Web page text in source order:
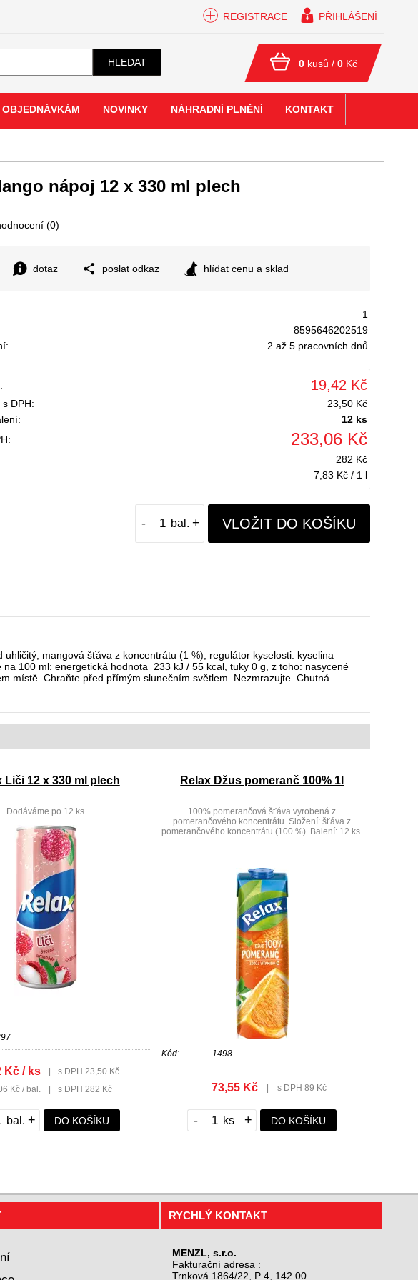
nápoj 12 x 330 ml plech
(0)
dotaz poslat odkaz hlídat cenu a sklad
1
8595646202519
2 až 5 pracovních dnů
19,42 Kč
DPH:
23,50 Kč
12 ks
233,06 Kč
282 Kč
7,83 Kč / 1 l
- + VLOŽIT DO KOŠÍKU
mangová šťáva z koncentrátu (1 %), regulátor kyselosti: kyselina
100 ml: energetická hodnota 233 kJ / 55 kcal, tuky 0 g, z toho: nasycené
místě. Chraňte před přímým slunečním světlem. Nezmrazujte. Chutná
Liči 12 x 330 ml plech
Dodáváme po 12 ks
Kč / ks
s DPH 23,50 Kč
Kč / bal.
s DPH 282 Kč
+ DO KOŠÍKU
Relax Džus pomeranč 100% 1l
100% pomerančová šťáva vyrobená z
pomerančového koncentrátu. Složení: šťáva z
pomerančového koncentrátu (100 %). Balení: 12 ks.
Kód: 1498
73,55 Kč s DPH 89 Kč
- + DO KOŠÍKU
REGISTRACE PŘIHLÁŠENÍ
HLEDAT 0 kusů /0 Kč
RYCHLÝ KONTAKT
MENZL, s.r.o.
Fakturační adresa :
Trnková 1864/22, P 4, 142 00
NOVINKY NÁHRADNÍ PLNĚNÍ KONTAKT